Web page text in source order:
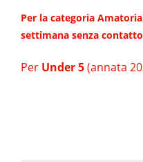
Per la categoria
settimana senza
Per Under 5(annata